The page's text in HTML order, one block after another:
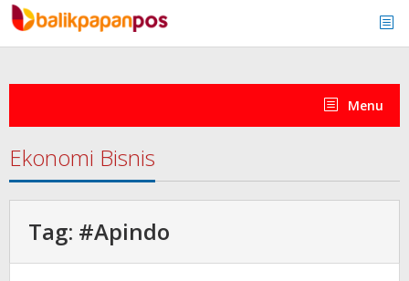
Skip
to
content
Menu
Ekonomi Bisnis
Tag: #Apindo